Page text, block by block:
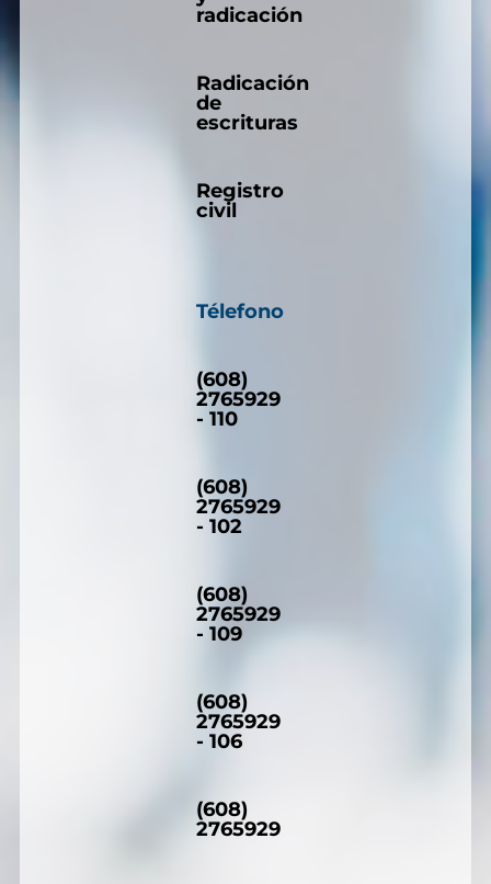
radicación
Radicación
de
escrituras
Registro
civil
Télefono
(608)
2765929
- 110
(608)
2765929
- 102
(608)
2765929
- 109
(608)
2765929
- 106
(608)
2765929